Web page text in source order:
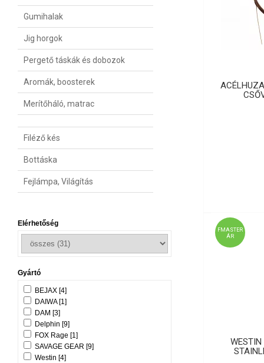
FMASTER
ÁR
WESTIN
Gumihalak
Jig horgok
Pergető táskák és dobozok
Aromák, boosterek
Merítőháló, matrac
Filéző kés
Bottáska
Fejlámpa, Világítás
Elérhetőség
Gyártó
BEJAX [4]
DAIWA [1]
DAM [3]
Delphin [9]
FOX Rage [1]
SAVAGE GEAR [9]
Westin [4]